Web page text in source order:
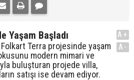
Yaşam Başladı
Terra projesinde yaşam
modern mimari ve
buluşturan projede villa,
satışı ise devam ediyor.
A+
A-